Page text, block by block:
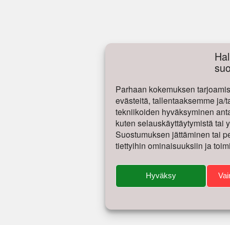
Parhaan kokemuksen
evästeitä, tallentaaksemme ja/
tekniikoiden hyväksyminen
kuten selauskäyttäytymistä tai
Suostumuksen jättäminen tai
tiettyihin ominaisuuksiin ja
Hyväksy